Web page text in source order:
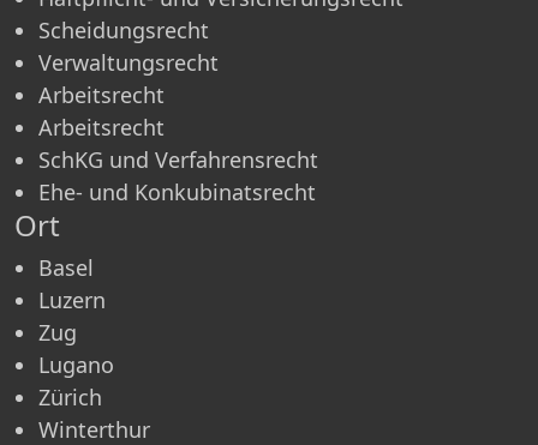
Scheidungsrecht
Verwaltungsrecht
Arbeitsrecht
Arbeitsrecht
SchKG und Verfahrensrecht
Ehe- und Konkubinatsrecht
Ort
Basel
Luzern
Zug
Lugano
Zürich
Winterthur